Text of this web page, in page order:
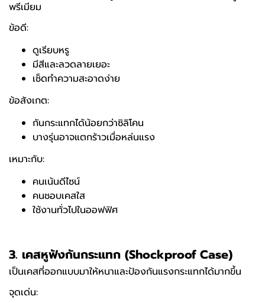
พรีเมียม
ข้อดี:
ดูเรียบหรู
มีสีและลวดลายเยอะ
เช็ดทำความสะอาดง่าย
ข้อสังเกต:
กันกระแทกได้น้อยกว่าซิลิโคน
บางรุ่นอาจแตกร้าวเมื่อหล่นแรง
เหมาะกับ:
คนเน้นดีไซน์
คนชอบเคสใส
ใช้งานทั่วไปในออฟฟิศ
3. เคสหูฟังกันกระแทก (Shockproof Case)
เป็นเคสที่ออกแบบมาให้หนาและป้องกันแรงกระแทกได้มากขึ้น
จุดเด่น: